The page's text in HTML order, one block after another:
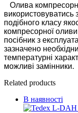
Олива
використовуватись
подібного класу
компресорної
посібник з
зазначено
температурні
можливі замінники.
Related products
В наявності